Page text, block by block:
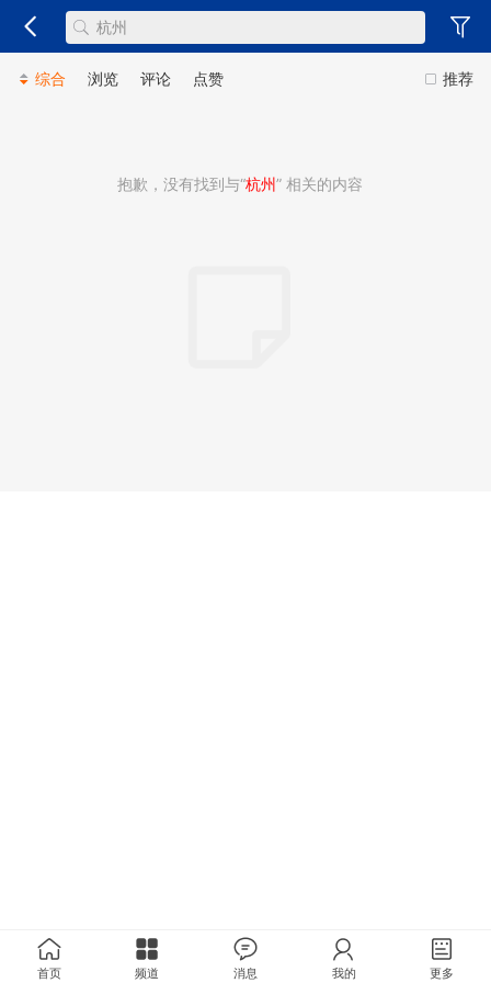
推荐
综合 浏览 评论 点赞
抱歉，没有找到与“杭州” 相关的内容
首页 频道 消息 我的 更多